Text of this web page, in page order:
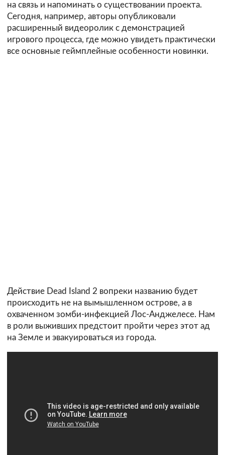
на связь и напоминать о существовании проекта.
Сегодня, например, авторы опубликовали
расширенный видеоролик с демонстрацией
игрового процесса, где можно увидеть практически
все основные геймплейные особенности новинки.
Действие Dead Island 2 вопреки названию будет
происходить не на вымышленном острове, а в
охваченном зомби-инфекцией Лос-Анджелесе. Нам
в роли выживших предстоит пройти через этот ад
на Земле и эвакуироваться из города.